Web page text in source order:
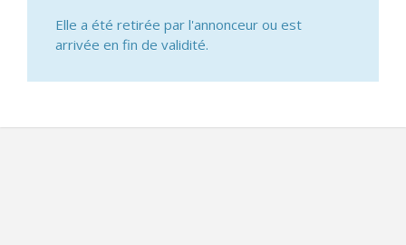
Elle a été retirée par l'annonceur ou est
arrivée en fin de validité.